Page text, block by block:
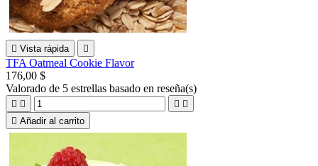
 Vista rápida 
TFA Oatmeal Cookie Flavor
176,00 $
Valorado de 5 estrellas basado en reseña(s)
   
 Añadir al carrito